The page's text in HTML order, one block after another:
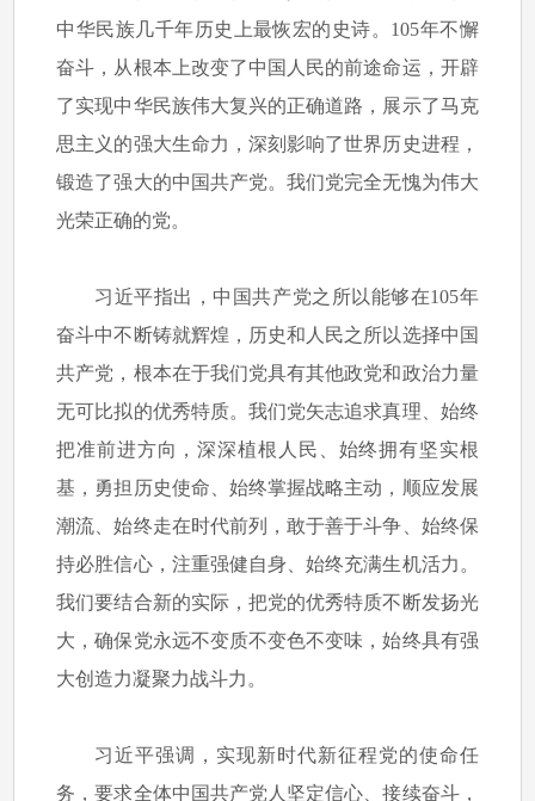
中华民族几千年历史上最恢宏的史诗。105年不懈
奋斗，从根本上改变了中国人民的前途命运，开辟
了实现中华民族伟大复兴的正确道路，展示了马克
思主义的强大生命力，深刻影响了世界历史进程，
锻造了强大的中国共产党。我们党完全无愧为伟大
光荣正确的党。
习近平指出，中国共产党之所以能够在105年
奋斗中不断铸就辉煌，历史和人民之所以选择中国
共产党，根本在于我们党具有其他政党和政治力量
无可比拟的优秀特质。我们党矢志追求真理、始终
把准前进方向，深深植根人民、始终拥有坚实根
基，勇担历史使命、始终掌握战略主动，顺应发展
潮流、始终走在时代前列，敢于善于斗争、始终保
持必胜信心，注重强健自身、始终充满生机活力。
我们要结合新的实际，把党的优秀特质不断发扬光
大，确保党永远不变质不变色不变味，始终具有强
大创造力凝聚力战斗力。
习近平强调，实现新时代新征程党的使命任
务，要求全体中国共产党人坚定信心、接续奋斗，